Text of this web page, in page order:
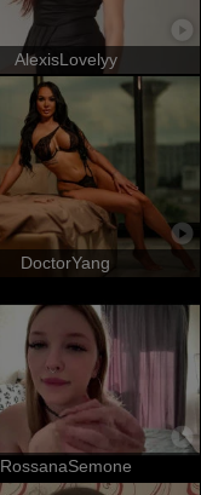
AlexisLovelyy
DoctorYang
RossanaSemone